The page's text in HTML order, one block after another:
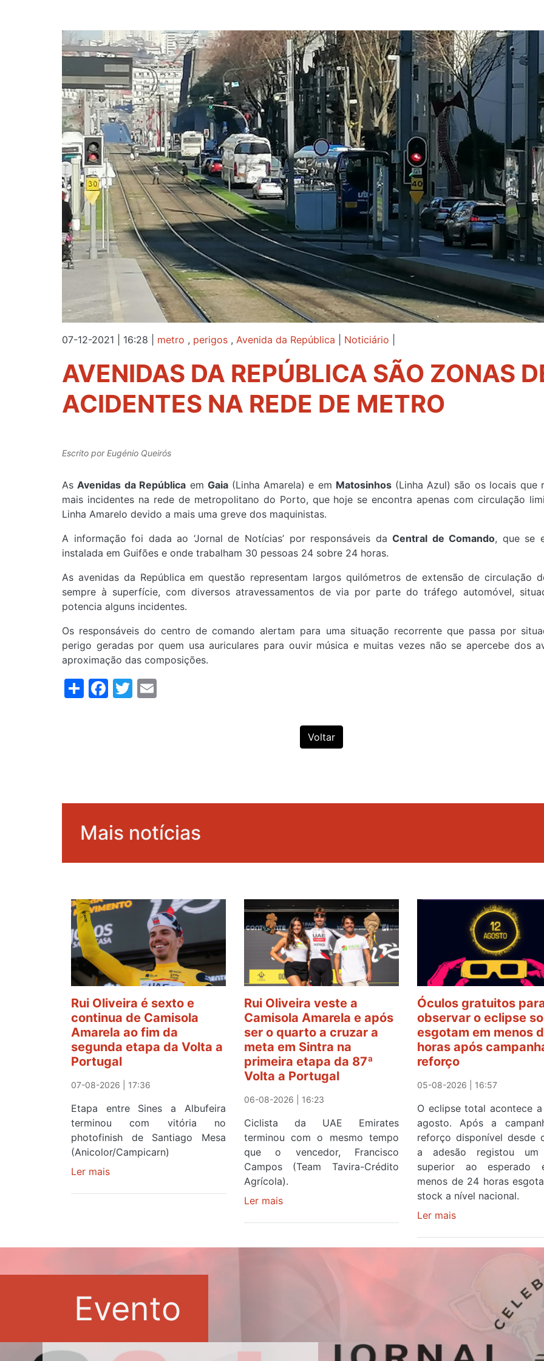
07-12-2021 | 16:28 metro , perigos , Avenida da República Noticiário
AVENIDAS DA REPÚBLICA SÃO ZONAS
ACIDENTES NA REDE DE METRO
Escrito porEugénio Queirós
AsAvenidas da República emGaia (Linha Amarela) e em Matosinhos (Linha Azul) são os locais que
mais incidentes na rede de metropolitano do Porto, que hoje se encontra apenas com circulação
Linha Amarelo devido a mais uma greve dos maquinistas.
A informação foi dada ao ‘Jornal de Notícias’ por responsáveis daCentral de Comando, que se
instalada em Guifões e onde trabalham 30 pessoas 24 sobre 24 horas.
As avenidas da República em questão representam largos quilómetros de extensão de circulação
sempre à superfície, com diversos atravessamentos de via por parte do tráfego automóvel,
potencia alguns incidentes.
Os responsáveis do centro de comando alertam para uma situação recorrente que passa por
perigo geradas por quem usa auriculares para ouvir música e muitas vezes não se apercebe dos
aproximação das composições.
ShareFacebook
Twitter
Voltar
Mais notícias
Rui Oliveira é sexto e
continua de Camisola
Amarela ao fim da
segunda etapa da Volta a
Portugal
07-08-2026 | 17:36
Etapa entre Sines a Albufeira
terminou com vitória no
photofinish de Santiago Mesa
(Anicolor/Campicarn)
Ler mais
e
de
Amarela
ao
Rui Oliveira veste a
Camisola Amarela e após
ser o quarto a cruzar a
meta em Sintra na
primeira etapa da 87ª
Volta a Portugal
06-08-2026 | 16:23
Ciclista da UAE Emirates
terminou com o mesmo tempo
que o vencedor, Francisco
Campos (Team Tavira-Crédito
Agrícola).
Ler maissobre
veste
Óculos gratuitos
observar o eclipse
esgotam em menos
horas após
reforço
05-08-2026 | 16:57
O eclipse total acontece
agosto. Após a
reforço disponível desde
a adesão registou um
superior ao esperado
menos de 24 horas
stock a nível nacional.
Ler maissobre
gratuitos
esgotam
em
Evento